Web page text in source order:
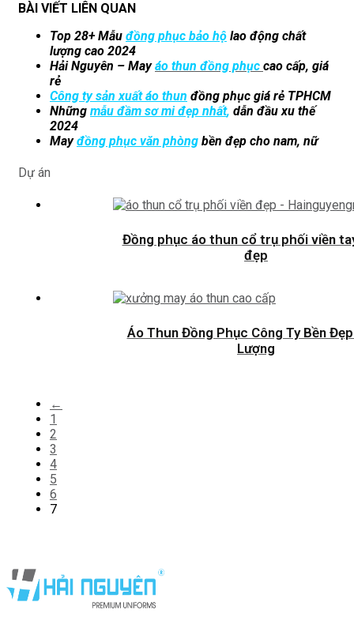
BÀI VIẾT LIÊN QUAN
Top 28+ Mẫu đồng phục bảo hộ lao động chất
lượng cao 2024
Hải Nguyên – Mayáo thun đồng phục cao cấp, giá
rẻ
Công ty sản xuất áo thun đồng phục giá rẻ TPHCM
Những mẫu đầm sơ mi đẹp nhất, dẫn đầu xu thế
2024
Mayđồng phục văn phòng bền đẹp cho nam, nữ
Dự án
Đồng phục áo thun cổ trụ phối viền
đẹp
Áo Thun Đồng Phục Công Ty Bền
Lượng
←
1
2
3
4
5
6
7